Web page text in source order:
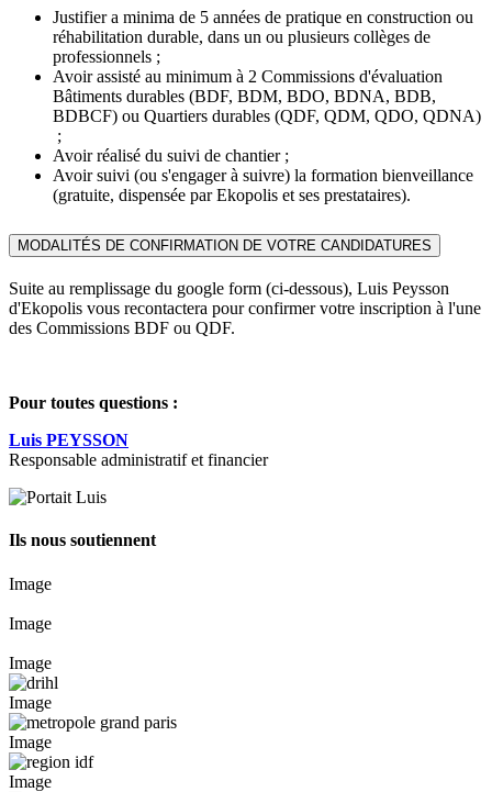
Justifier a minima de 5 années de pratique en construction ou
réhabilitation durable, dans un ou plusieurs collèges de
professionnels ;
Avoir assisté au minimum à 2 Commissions d'évaluation
Bâtiments durables (BDF, BDM, BDO, BDNA, BDB,
BDBCF) ou Quartiers durables (QDF, QDM, QDO, QDNA)
;
Avoir réalisé du suivi de chantier ;
Avoir suivi (ou s'engager à suivre) la formation bienveillance
(gratuite, dispensée par Ekopolis et ses prestataires).
MODALITÉS DE CONFIRMATION DE VOTRE CANDIDATURES
Suite au remplissage du google form (ci-dessous), Luis Peysson
d'Ekopolis vous recontactera pour confirmer votre inscription à l'une
des Commissions BDF ou QDF.
Pour toutes questions :
Luis PEYSSON
Responsable administratif et financier
Ils nous soutiennent
Image
Image
Image
Image
Image
Image